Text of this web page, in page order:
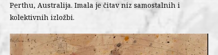
Perthu, Australija. Imala je čitav niz samostalnih i
kolektivnih izložbi.